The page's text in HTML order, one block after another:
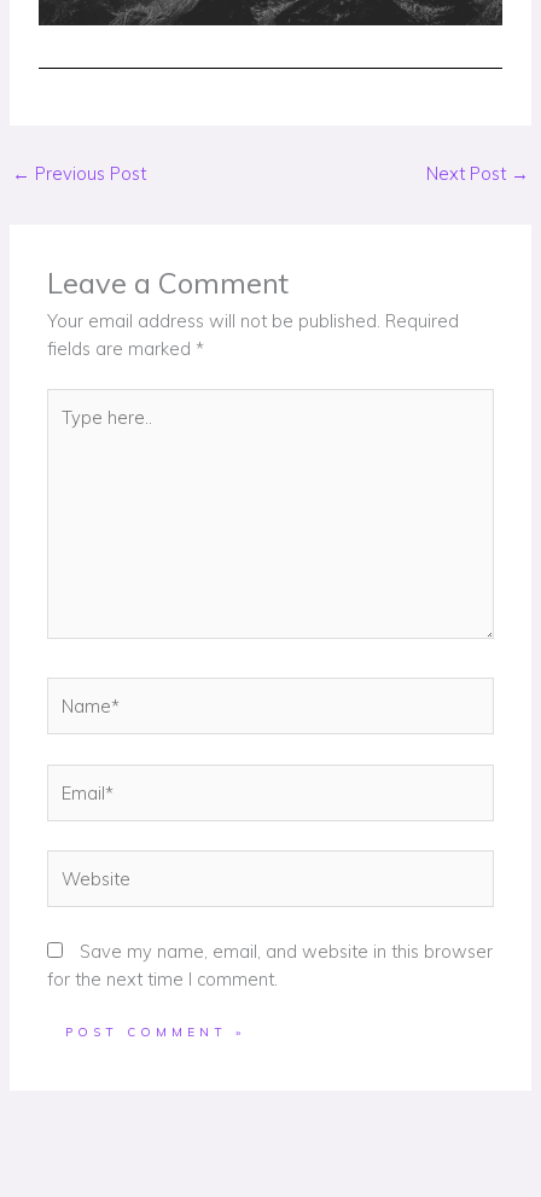
← Previous Post Next Post →
Leave a Comment
Your email address will not be published. Required
fields are marked *
here..
Save my name, email, and website in this browser
for the next time I comment.